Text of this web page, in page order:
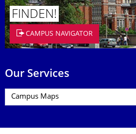
FINDEN!
CAMPUS NAVIGATOR
Our Services